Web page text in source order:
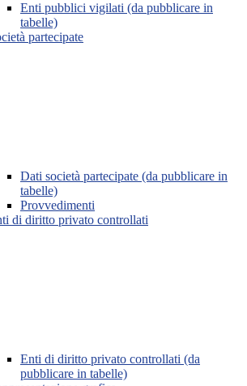
Enti pubblici vigilati (da pubblicare in
tabelle)
partecipate
Dati società partecipate (da pubblicare in
tabelle)
Provvedimenti
di diritto privato controllati
Enti di diritto privato controllati (da
pubblicare in tabelle)